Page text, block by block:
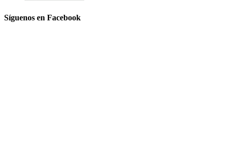
Síguenos en Facebook